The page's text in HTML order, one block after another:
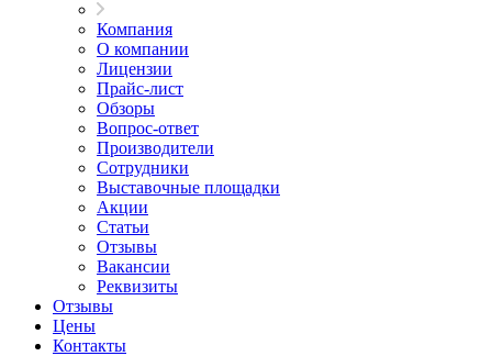
Компания
О компании
Лицензии
Прайс-лист
Обзоры
Вопрос-ответ
Производители
Сотрудники
Выставочные площадки
Акции
Статьи
Отзывы
Вакансии
Реквизиты
Отзывы
Цены
Контакты